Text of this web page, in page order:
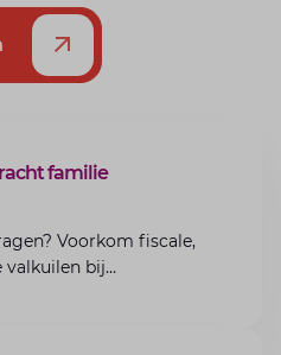
familie
Voorkom fiscale,
valkuilen bij